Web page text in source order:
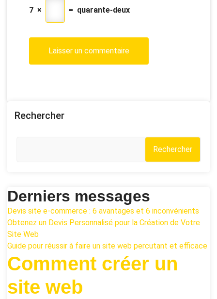
7 × = quarante-deux
Rechercher
Rechercher
Derniers messages
Devis site e-commerce : 6 avantages et 6 inconvénients
Obtenez un Devis Personnalisé pour la Création de Votre
Site Web
Guide pour réussir à faire un site web percutant et efficace
Comment créer un
site web